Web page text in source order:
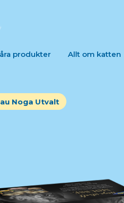
produkter Allt om katten
Noga Utvalt